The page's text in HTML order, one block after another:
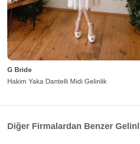
G Bride
Hakim Yaka Dantelli Midi Gelinlik
Diğer Firmalardan Benzer